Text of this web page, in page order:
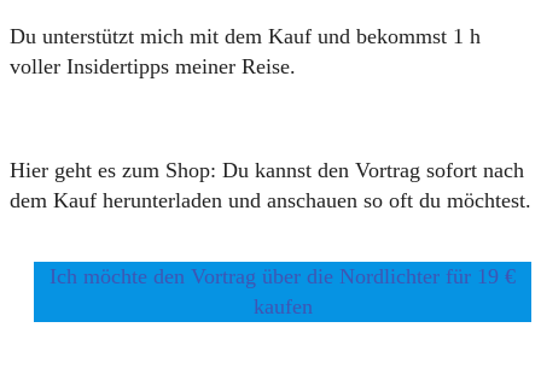
Du unterstützt mich mit dem Kauf und bekommst 1 h
voller Insidertipps meiner Reise.
Hier geht es zum Shop: Du kannst den Vortrag sofort nach
dem Kauf herunterladen und anschauen so oft du möchtest.
Ich möchte den Vortrag über die Nordlichter für 19 €
kaufen